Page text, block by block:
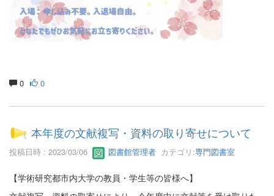
0 0
本年度の文献複写・資料の取り寄せについて
投稿日時 : 2023/03/06 図書館管理者 カテゴリ:専門図書室
【学術研究都市内大学の教員・学生等の皆様へ】